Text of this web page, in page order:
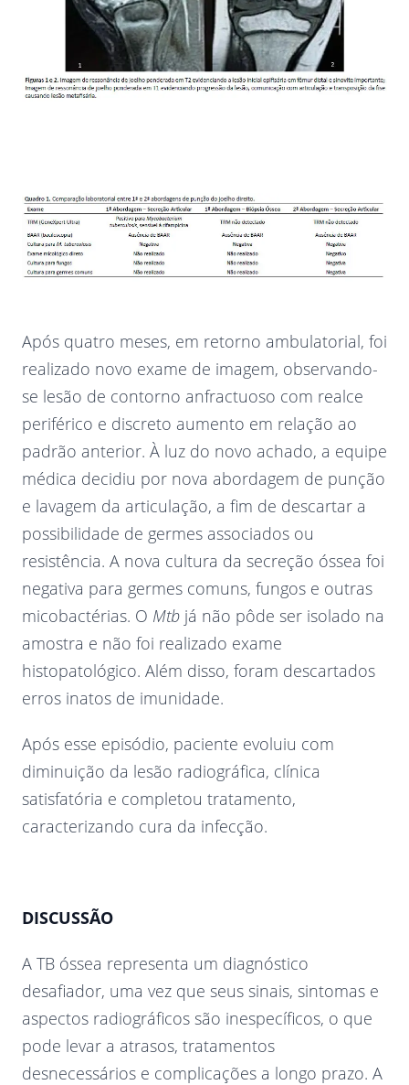
Após quatro meses, em retorno ambulatorial, foi
realizado novo exame de imagem, observando-
se lesão de contorno anfractuoso com realce
periférico e discreto aumento em relação ao
padrão anterior. À luz do novo achado, a equipe
médica decidiu por nova abordagem de punção
e lavagem da articulação, a fim de descartar a
possibilidade de germes associados ou
resistência. A nova cultura da secreção óssea foi
negativa para germes comuns, fungos e outras
micobactérias. O Mtb já não pôde ser isolado na
amostra e não foi realizado exame
histopatológico. Além disso, foram descartados
erros inatos de imunidade.
Após esse episódio, paciente evoluiu com
diminuição da lesão radiográfica, clínica
satisfatória e completou tratamento,
caracterizando cura da infecção.
DISCUSSÃO
A TB óssea representa um diagnóstico
desafiador, uma vez que seus sinais, sintomas e
aspectos radiográficos são inespecíficos, o que
pode levar a atrasos, tratamentos
desnecessários e complicações a longo prazo. A